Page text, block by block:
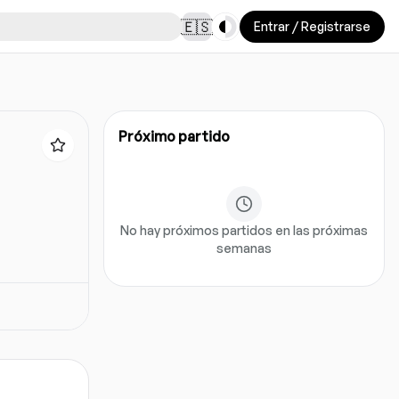
🇪🇸 Toggle theme
Entrar / Registrarse
Próximo partido
No hay próximos partidos en las próximas
semanas